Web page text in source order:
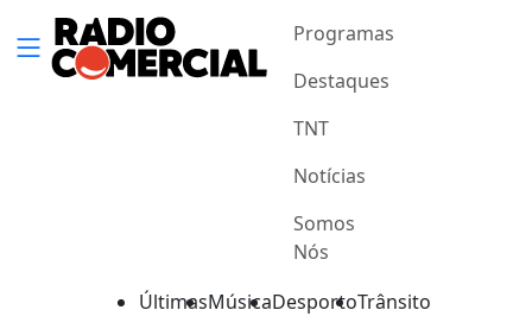
Programas
Destaques
TNT
Notícias
Somos
Nós
ÚltimasMúsicaDesportoTrânsito